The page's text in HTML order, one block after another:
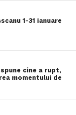
1-31 ianuare
cine a rupt,
momentului de